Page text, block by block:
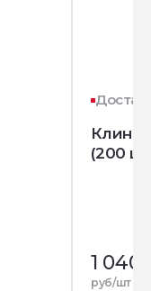
Клин
(200
1 040
руб/шт